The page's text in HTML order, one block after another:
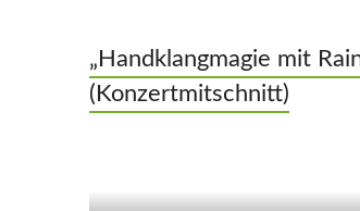
„Handklangmagie mit
(Konzertmitschnitt)